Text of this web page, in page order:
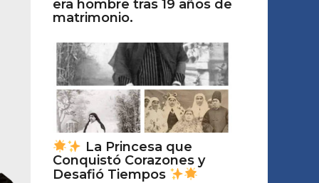
era hombre tras 19 años de
matrimonio.
La Princesa que
Conquistó Corazones y
Desafió Tiempos